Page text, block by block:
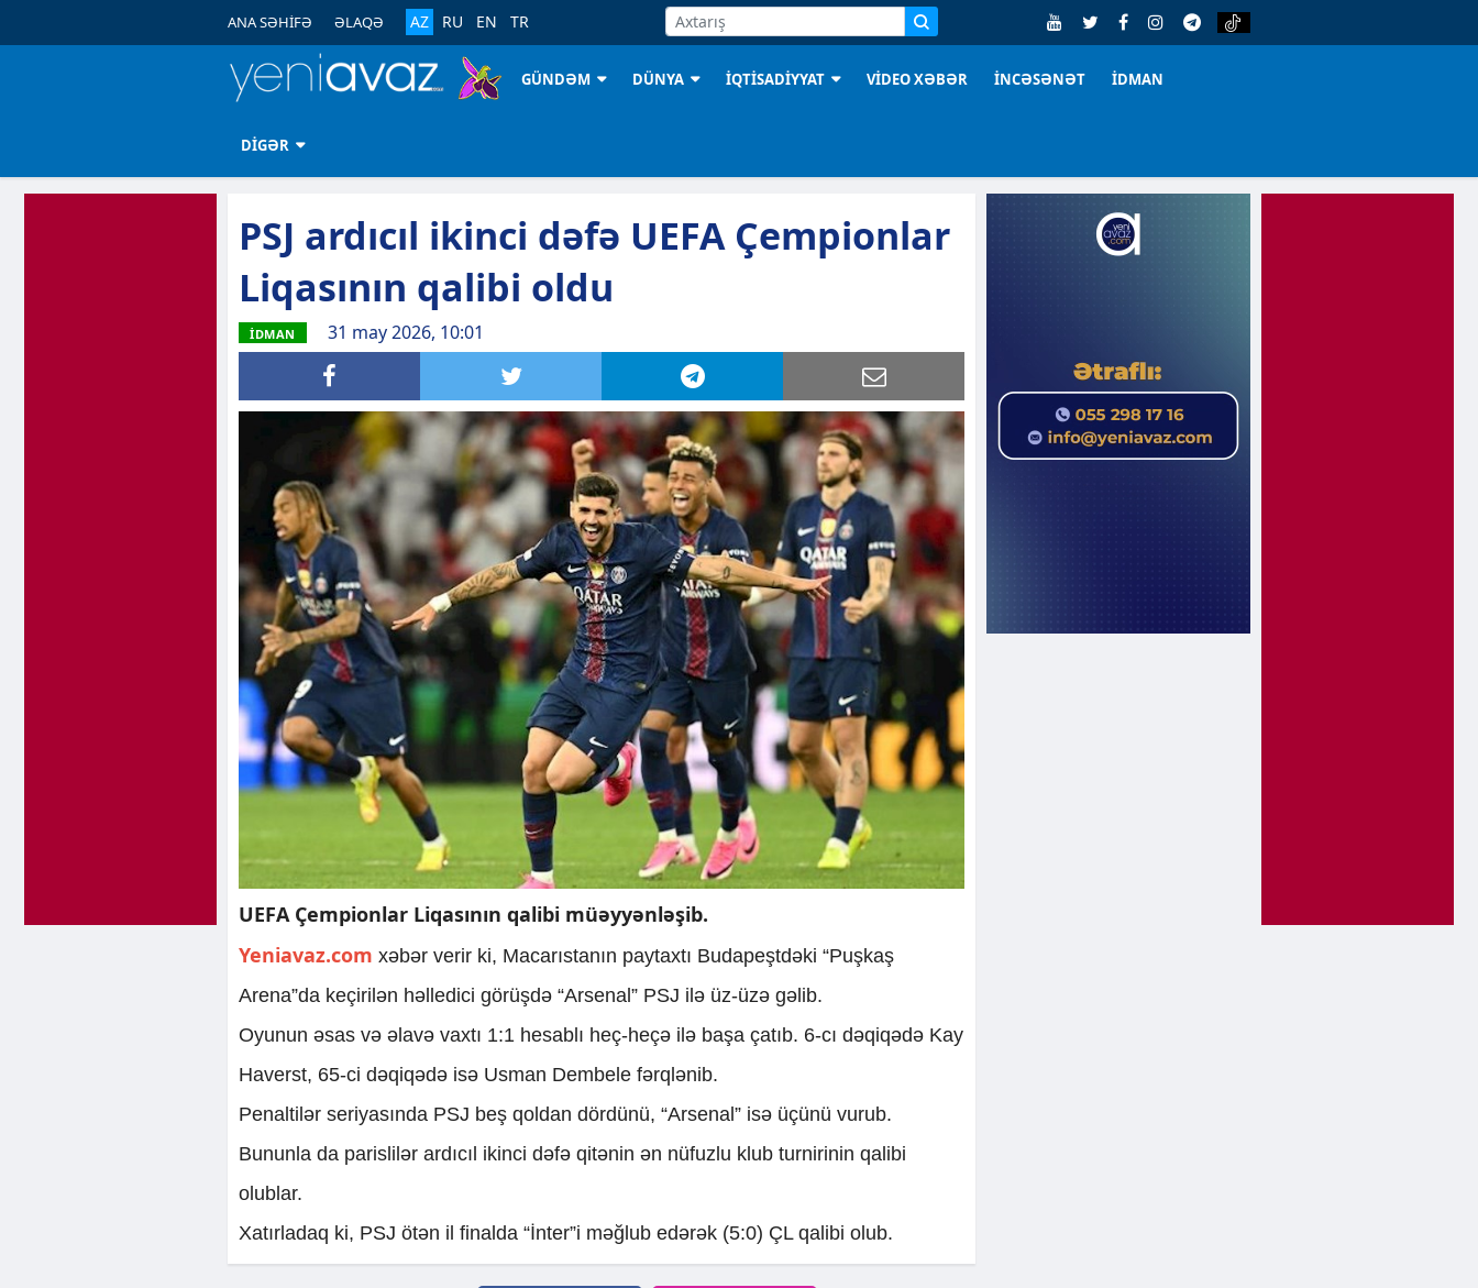
ANA SƏHİFƏ ƏLAQƏ AZ RU EN TR
GÜNDƏM DÜNYA İQTİSADİYYAT VİDEO XƏBƏR İNCƏSƏNƏT İDMAN
DİGƏR
PSJ ardıcıl ikinci dəfə UEFA Çempionlar
Liqasının qalibi oldu
İDMAN 31 may 2026, 10:01
UEFA Çempionlar Liqasının qalibi müəyyənləşib.
Yeniavaz.com xəbər verir ki, Macarıstanın paytaxtı Budapeştdəki “Puşkaş
Arena”da keçirilən həlledici görüşdə “Arsenal” PSJ ilə üz-üzə gəlib.
Oyunun əsas və əlavə vaxtı 1:1 hesablı heç-heçə ilə başa çatıb. 6-cı dəqiqədə Kay
Haverst, 65-ci dəqiqədə isə Usman Dembele fərqlənib.
Penaltilər seriyasında PSJ beş qoldan dördünü, “Arsenal” isə üçünü vurub.
Bununla da parislilər ardıcıl ikinci dəfə qitənin ən nüfuzlu klub turnirinin qalibi
olublar.
Xatırladaq ki, PSJ ötən il finalda “İnter”i məğlub edərək (5:0) ÇL qalibi olub.